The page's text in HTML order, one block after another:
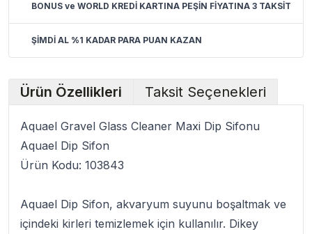
BONUS ve WORLD KREDİ KARTINA PEŞİN FİYATINA 3 TAKSİT
ŞİMDİ AL %1 KADAR PARA PUAN KAZAN
Ürün Özellikleri Taksit Seçenekleri
Aquael Gravel Glass Cleaner Maxi Dip Sifonu
Aquael Dip Sifon
Ürün Kodu: 103843
Aquael Dip Sifon, akvaryum suyunu boşaltmak ve
içindeki kirleri temizlemek için kullanılır. Dikey